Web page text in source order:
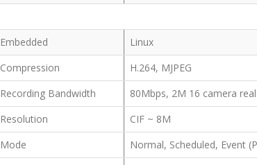
Embedded Linux
Compression
H.264, MJPEG
Recording Bandwidth
80Mbps, 2M 16 camera
Resolution
CIF ~ 8M
Mode
Normal, Scheduled, Event